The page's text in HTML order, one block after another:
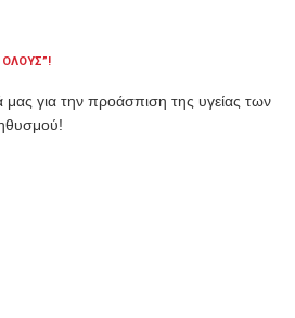
ΟΛΟΥΣ”!
για την προάσπιση της υγείας των